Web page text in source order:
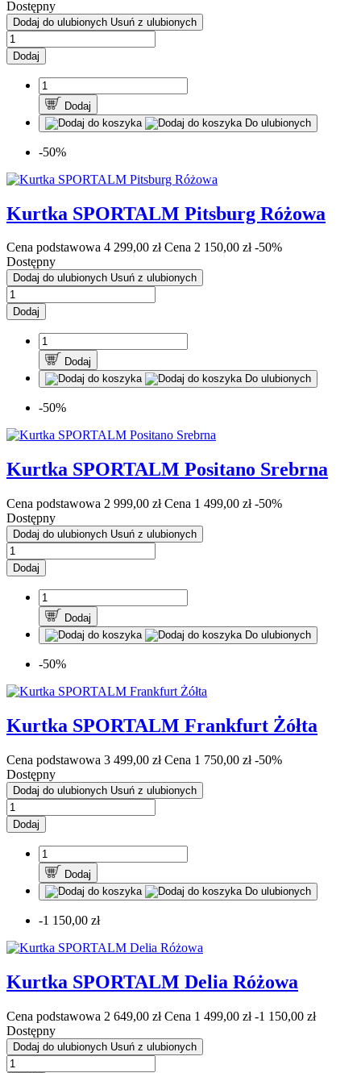
Dostępny
Dodaj do ulubionych Usuń z ulubionych
Dodaj
Dodaj
Do ulubionych
-50%
Kurtka SPORTALM Pitsburg Różowa
Cena podstawowa 4 299,00 zł Cena 2 150,00 zł -50%
Dostępny
Dodaj do ulubionych Usuń z ulubionych
Dodaj
Dodaj
Do ulubionych
-50%
Kurtka SPORTALM Positano Srebrna
Cena podstawowa 2 999,00 zł Cena 1 499,00 zł -50%
Dostępny
Dodaj do ulubionych Usuń z ulubionych
Dodaj
Dodaj
Do ulubionych
-50%
Kurtka SPORTALM Frankfurt Żółta
Cena podstawowa 3 499,00 zł Cena 1 750,00 zł -50%
Dostępny
Dodaj do ulubionych Usuń z ulubionych
Dodaj
Dodaj
Do ulubionych
-1 150,00 zł
Kurtka SPORTALM Delia Różowa
Cena podstawowa 2 649,00 zł Cena 1 499,00 zł -1 150,00 zł
Dostępny
Dodaj do ulubionych Usuń z ulubionych